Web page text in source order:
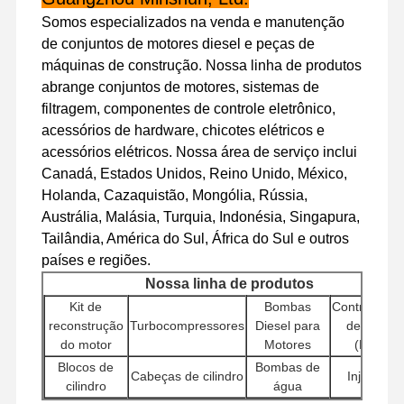
motor a diesel
Motor de MITSUBISHI
Motor de escavadeira
jogo da reconstrução do motor
Bomba de injecção
Conjunto do turbocompressor
Outras Peças do Motor
Sistema de controlo eletrônico
componentes elétricos do motor
Sistema de combustível do motor
Peças Hidráulicas de Escavadeira
Somos especializados na venda e manutenção
de conjuntos de motores diesel e peças de
máquinas de construção. Nossa linha de produtos
abrange conjuntos de motores, sistemas de
filtragem, componentes de controle eletrônico,
acessórios de hardware, chicotes elétricos e
acessórios elétricos. Nossa área de serviço inclui
Canadá, Estados Unidos, Reino Unido, México,
Holanda, Cazaquistão, Mongólia, Rússia,
Austrália, Malásia, Turquia, Indonésia, Singapura,
Tailândia, América do Sul, África do Sul e outros
países e regiões.
Nossa linha de produtos
Kit de
reconstrução
do motor
Turbocompressores
Bombas
Diesel para
Motores
de motor
(ECU)
Blocos de
cilindro
Cabeças de cilindro
Bombas de
água
Injetores